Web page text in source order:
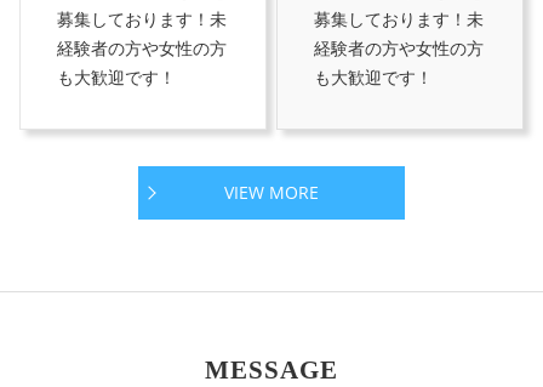
募集しております！未
経験者の方や女性の方
も大歓迎です！
募集しております！未
経験者の方や女性の方
も大歓迎です！
VIEW MORE
MESSAGE